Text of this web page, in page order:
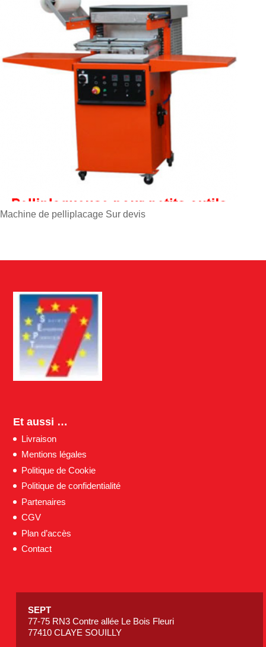
Machine de pelliplacage Sur devis
Et aussi …
Livraison
Mentions légales
Politique de Cookie
Politique de confidentialité
Partenaires
CGV
Plan d’accès
Contact
SEPT
77-75 RN3 Contre allée Le Bois Fleuri
77410 CLAYE SOUILLY